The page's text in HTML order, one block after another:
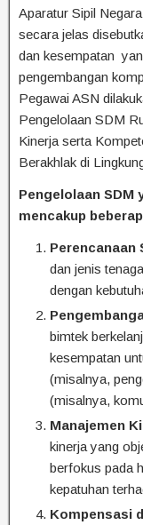
Aparatur Sipil
secara jelas
dan kesempatan
pengembangan
Pegawai ASN
Pengelolaan SDM
Kinerja serta
Berakhlak di
Pengelolaan
mencakup
Perencanaan
dan jenis
dengan
bimtek
kesempatan
(misalnya,
(misalnya,
Manajemen
kinerja yang
berfokus pada
kepatuhan
Kompensasi